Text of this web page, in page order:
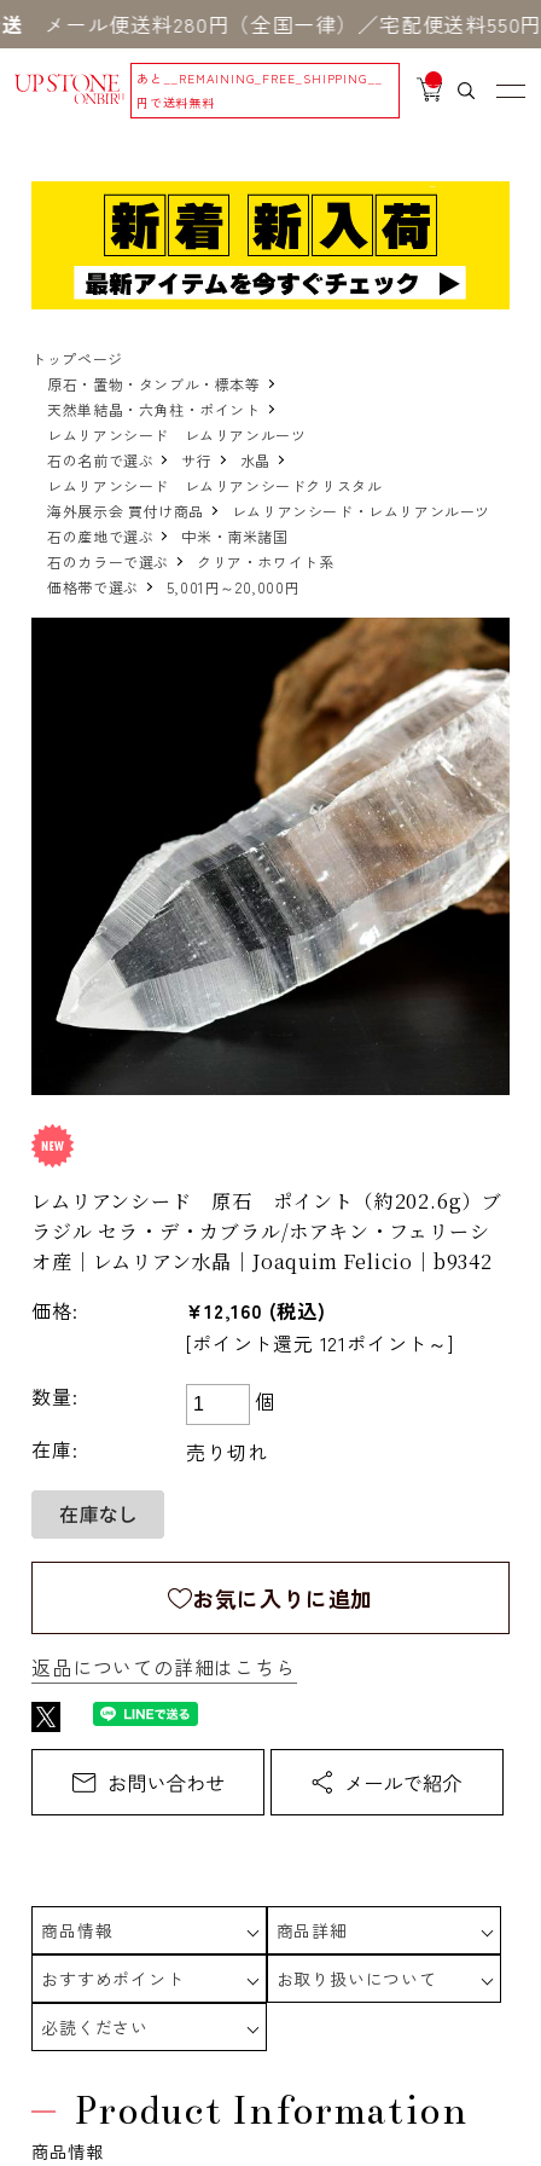
便送料280円（全国一律）／宅配便送料550円 ※
あと
__REMAINING_FREE_SHIPPING__
円で送料無料
__
IT
_
トップページ
原石・置物・タンブル・標本等
天然単結晶・六角柱・ポイント
レムリアンシード レムリアンルーツ
石の名前で選ぶ
サ行
水晶
レムリアンシード レムリアンシードクリスタル
海外展示会 買付け商品
レムリアンシード・レムリアンルーツ
石の産地で選ぶ
中米・南米諸国
石のカラーで選ぶ
クリア・ホワイト系
価格帯で選ぶ
5,001円～20,000円
レムリアンシード 原石 ポイント（約202.6g）ブ
ラジル セラ・デ・カブラル/ホアキン・フェリーシ
オ産｜レムリアン水晶｜Joaquim Felicio｜b9342
価格: ¥12,160 (税込)
[ポイント還元 121ポイント～]
数量:
個
在庫:
売り切れ
お気に入りに追加
返品についての詳細はこちら
商品情報
商品詳細
おすすめポイント
お取り扱いについて
必読ください
Product Information
商品情報